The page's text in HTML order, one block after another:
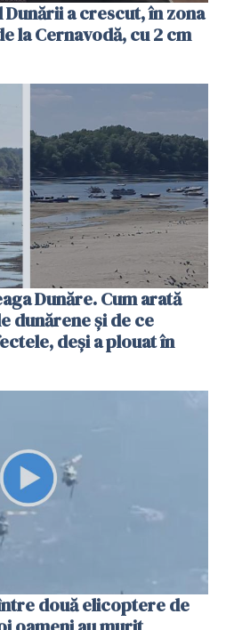
a crescut, în zona
la Cernavodă, cu 2 cm
Dunăre. Cum arată
dunărene și de ce
deși a plouat în
două elicoptere de